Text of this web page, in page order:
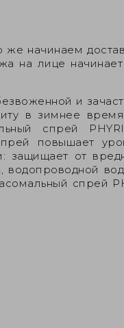
же начинаем
на лице
и
в зимнее
спрей
повышает
защищает от
водопроводной
спрей